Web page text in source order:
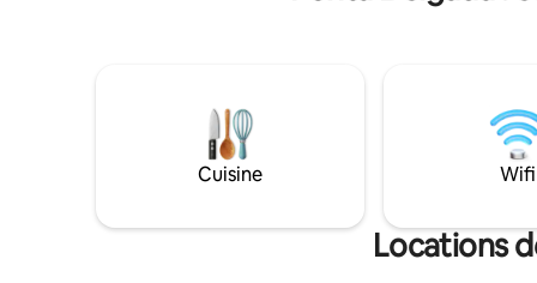
maison est chaleureuse et a été
cabane d'amour pour son attrait et son
charme. Il est bon pour les couples, les
familles de quatre personnes ou les
vous apprécierez ce joyau autant que
cette
Cuisine Wifi
Locations